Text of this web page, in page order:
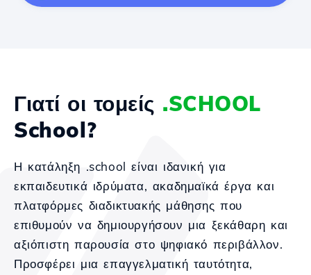
Γιατί οι τομείς .SCHOOL
School?
Η κατάληξη .school είναι ιδανική για
εκπαιδευτικά ιδρύματα, ακαδημαϊκά έργα και
πλατφόρμες διαδικτυακής μάθησης που
επιθυμούν να δημιουργήσουν μια ξεκάθαρη και
αξιόπιστη παρουσία στο ψηφιακό περιβάλλον.
Προσφέρει μια επαγγελματική ταυτότητα,